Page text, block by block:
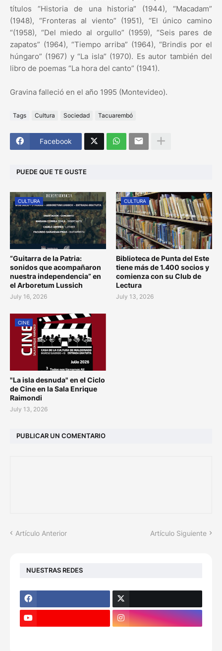
títulos “Historia de una historia” (1944), “Macadam”
(1948), “Fronteras al viento” (1951), “El único camino
“(1958), “Del miedo al orgullo” (1959), “Seis pares de
zapatos” (1964), “Tiempo arriba” (1964), “Brindis por el
húngaro” (1967) y “La isla” (1970). Es autor también del
libro de poemas “La hora del canto” (1941).
Gravina falleció en el año 1995 (Montevideo).
Tags Cultura Sociedad Tacuarembó
Facebook
PUEDE QUE TE GUSTE
CULTURA
“Guitarra de la Patria:
sonidos que acompañaron
nuestra independencia” en
el Arboretum Lussich
July 16, 2026
CULTURA
Biblioteca de Punta del Este
tiene más de 1.400 socios y
comienza con su Club de
Lectura
July 13, 2026
CINE
"La isla desnuda" en el Ciclo
de Cine en la Sala Enrique
Raimondi
July 13, 2026
PUBLICAR UN COMENTARIO
Artículo Anterior Artículo Siguiente
NUESTRAS REDES